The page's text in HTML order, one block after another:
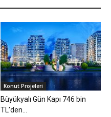
Konut Projeleri
Büyükyalı Gün Kapı 746 bin
TL’den…